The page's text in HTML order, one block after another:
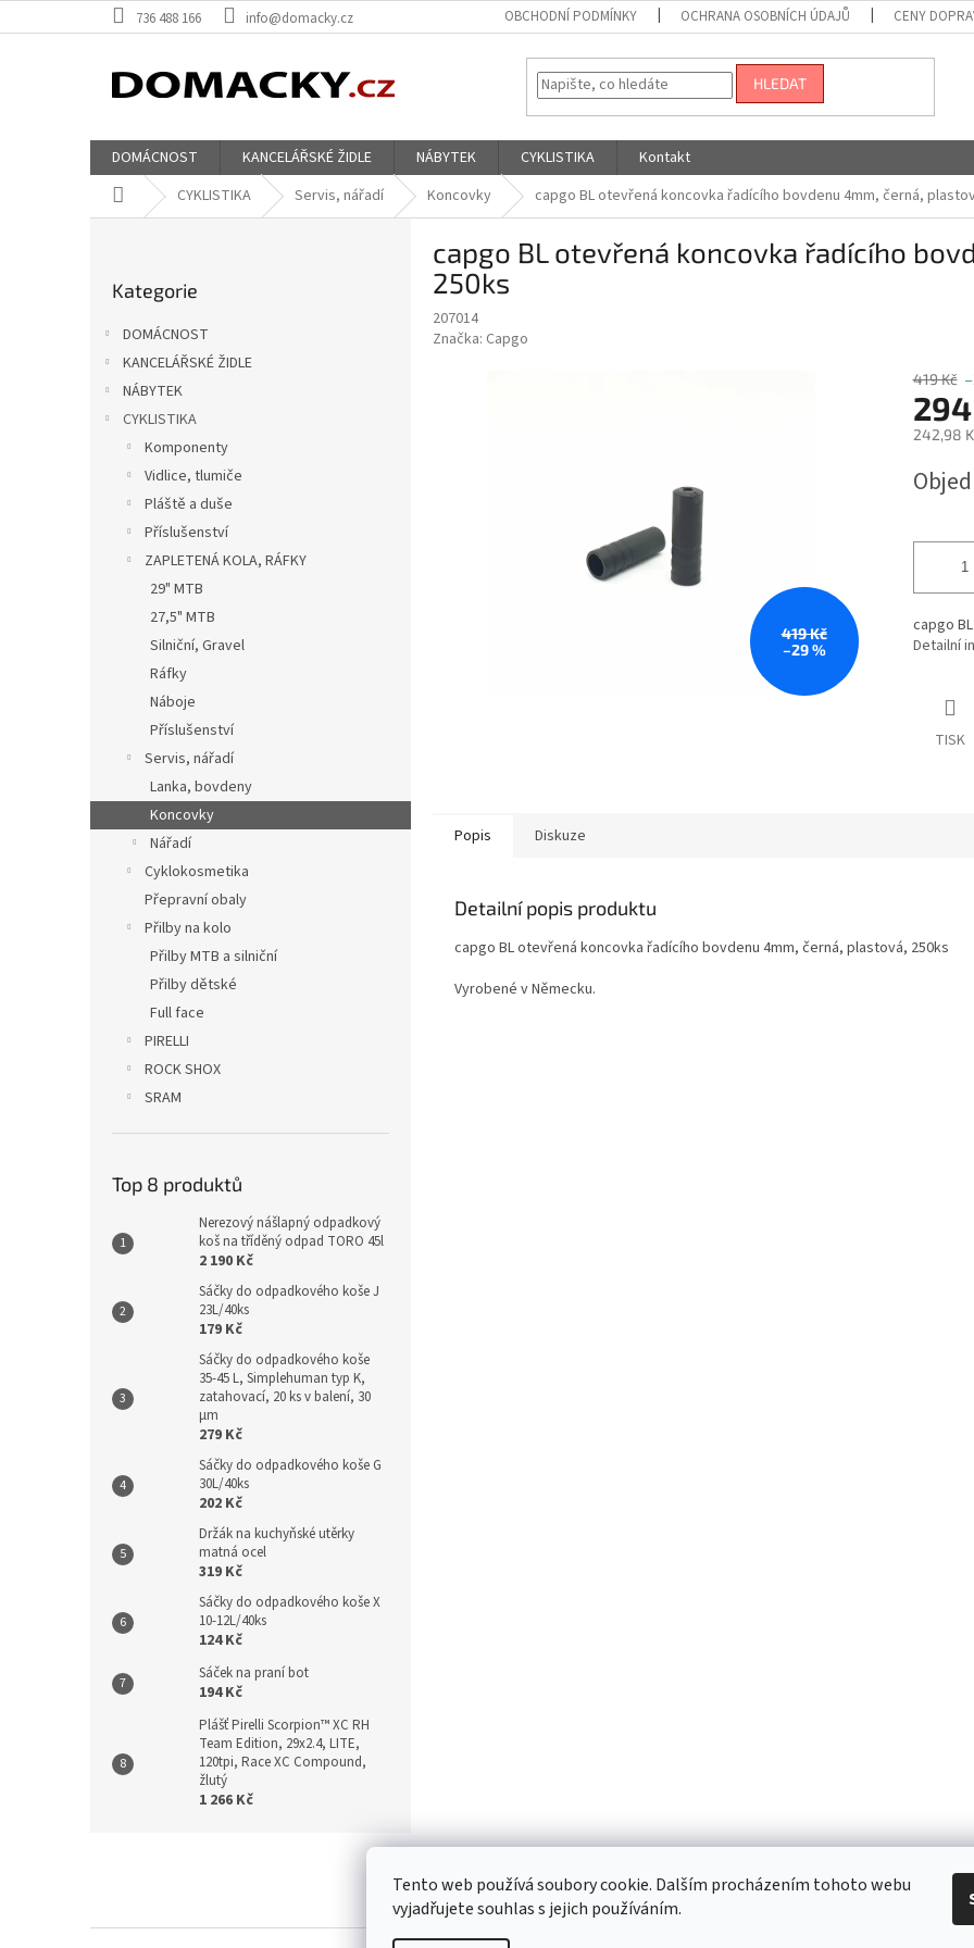
Tento web používá soubory cookie. Dalším procházením tohoto webu
vyjadřujete souhlas s jejich používáním.
na
736 488 166 info@domacky.cz OBCHODNÍ PODMÍNKY OCHRANA OSOBNÍCH ÚDAJŮ CENY
HLEDAT
DOMÁCNOST KANCELÁŘSKÉ ŽIDLE NÁBYTEK CYKLISTIKA
Kontakt
Domů CYKLISTIKA Servis, nářadí Koncovky capgo BL otevřená koncovka řadícího bovdenu 4mm, černá,
kategorie
Kategorie
DOMÁCNOST
KANCELÁŘSKÉ ŽIDLE
NÁBYTEK
CYKLISTIKA
Komponenty
Vidlice, tlumiče
Pláště a duše
Příslušenství
ZAPLETENÁ KOLA, RÁFKY
29" MTB
27,5" MTB
Silniční, Gravel
Ráfky
Náboje
Příslušenství
Servis, nářadí
Lanka, bovdeny
Koncovky
Nářadí
Cyklokosmetika
Přepravní obaly
Přilby na kolo
Přilby MTB a silniční
Přilby dětské
Full face
PIRELLI
ROCK SHOX
SRAM
Top 8 produktů
Nerezový nášlapný odpadkový
koš na tříděný odpad TORO 45l
2 190 Kč
Sáčky do odpadkového koše J
23L/40ks
179 Kč
Sáčky do odpadkového koše
35-45 L, Simplehuman typ K,
zatahovací, 20 ks v balení, 30
µm
279 Kč
Sáčky do odpadkového koše G
30L/40ks
202 Kč
Držák na kuchyňské utěrky
matná ocel
319 Kč
Sáčky do odpadkového koše X
10-12L/40ks
124 Kč
Sáček na praní bot
194 Kč
Plášť Pirelli Scorpion™ XC RH
Team Edition, 29x2.4, LITE,
120tpi, Race XC Compound,
žlutý
1 266 Kč
capgo BL otevřená koncovka řadícího
250ks
207014
Značka: Capgo
419 Kč
–29 %
419 Kč
242,98
cena:
capgo
Detailní
TISK
Popis Diskuze
Detailní popis produktu
capgo BL otevřená koncovka řadícího bovdenu 4mm, černá, plastová, 250ks
Vyrobené v Německu.
Kontakt / Obchodní podmínky / Ochrana osobních údajů / Reklamace / Výměna,